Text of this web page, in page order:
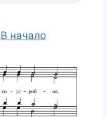
В начало